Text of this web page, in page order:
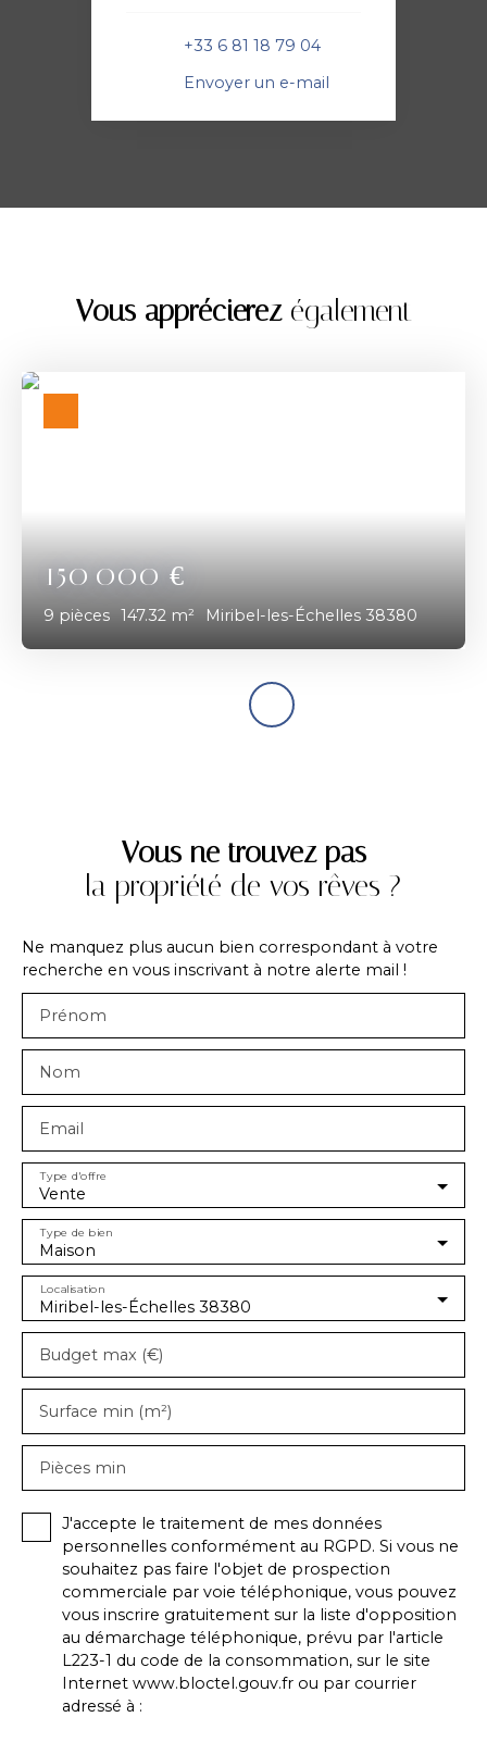
+33 6 81 18 79 04
Envoyer un e-mail
Vous apprécierezégalement
150 000€
9 pièces 147.32 m² Miribel-les-Échelles 38380
Vous ne trouvez pas
la propriété de vos rêves ?
Ne manquez plus aucun bien correspondant à votre
recherche en vous inscrivant à notre alerte mail !
Prénom
Nom
Email
Vente
Type d'offre
Maison
Type de bien
Miribel-les-Échelles 38380
Localisation
Budget max (€)
Surface min (m²)
Pièces min
J'accepte le traitement de mes données
personnelles conformément au RGPD. Si vous ne
souhaitez pas faire l'objet de prospection
commerciale par voie téléphonique, vous pouvez
vous inscrire gratuitement sur la liste d'opposition
au démarchage téléphonique, prévu par l'article
L223-1 du code de la consommation, sur le site
Internet www.bloctel.gouv.fr ou par courrier
adressé à :